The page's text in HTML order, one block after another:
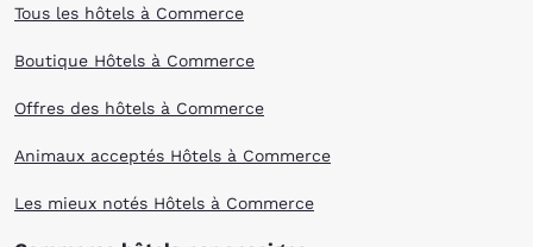
Tous les hôtels à Commerce
Boutique Hôtels à Commerce
Offres des hôtels à Commerce
Animaux acceptés Hôtels à Commerce
Les mieux notés Hôtels à Commerce